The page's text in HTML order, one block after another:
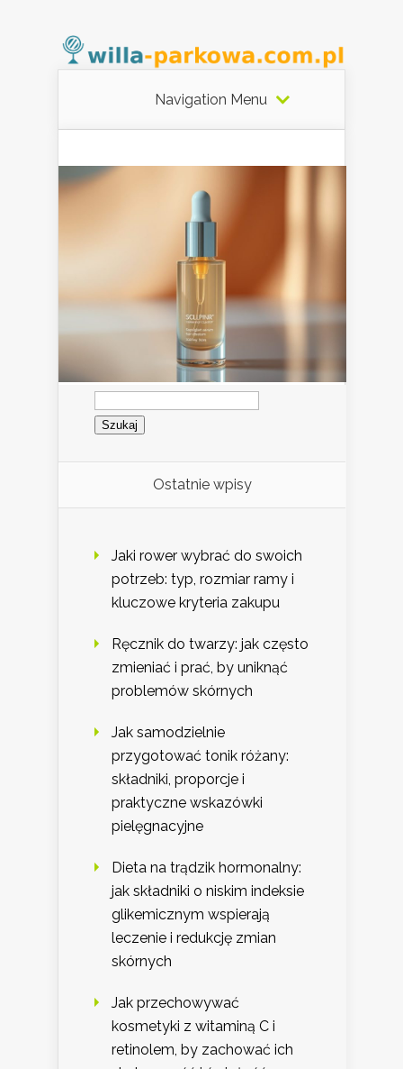
Navigation Menu
Szukaj:
Ostatnie wpisy
Jaki rower wybrać do swoich
potrzeb: typ, rozmiar ramy i
kluczowe kryteria zakupu
Ręcznik do twarzy: jak często
zmieniać i prać, by uniknąć
problemów skórnych
Jak samodzielnie
przygotować tonik różany:
składniki, proporcje i
praktyczne wskazówki
pielęgnacyjne
Dieta na trądzik hormonalny:
jak składniki o niskim indeksie
glikemicznym wspierają
leczenie i redukcję zmian
skórnych
Jak przechowywać
kosmetyki z witaminą C i
retinolem, by zachować ich